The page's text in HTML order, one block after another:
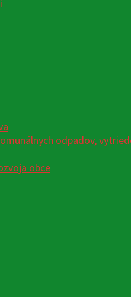
odpadov,
obce